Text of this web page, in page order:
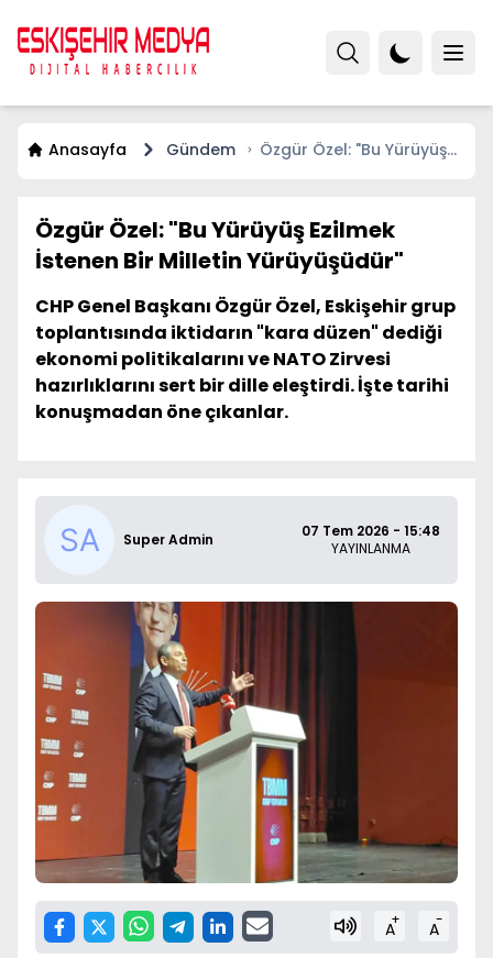
Anasayfa Gündem
Özgür Özel: "Bu Yürüyüş
Özgür Özel: "Bu Yürüyüş Ezilmek
İstenen Bir Milletin Yürüyüşüdür"
CHP Genel Başkanı Özgür Özel, Eskişehir grup
toplantısında iktidarın "kara düzen" dediği
ekonomi politikalarını ve NATO Zirvesi
hazırlıklarını sert bir dille eleştirdi. İşte tarihi
konuşmadan öne çıkanlar.
Super Admin
07 Tem 2026 - 15:48
YAYINLANMA
A+ A-